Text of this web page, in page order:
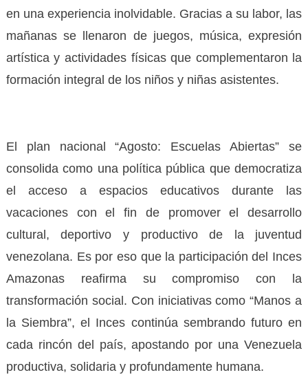
en una experiencia inolvidable. Gracias a su labor, las
mañanas se llenaron de juegos, música, expresión
artística y actividades físicas que complementaron la
formación integral de los niños y niñas asistentes.
El plan nacional “Agosto: Escuelas Abiertas” se
consolida como una política pública que democratiza
el acceso a espacios educativos durante las
vacaciones con el fin de promover el desarrollo
cultural, deportivo y productivo de la juventud
venezolana. Es por eso que la participación del Inces
Amazonas reafirma su compromiso con la
transformación social. Con iniciativas como “Manos a
la Siembra”, el Inces continúa sembrando futuro en
cada rincón del país, apostando por una Venezuela
productiva, solidaria y profundamente humana.